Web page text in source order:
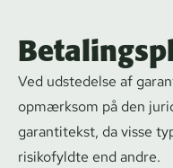
Ved udstedelse af
opmærksom på den
garantitekst, da visse
risikofyldte end andre.